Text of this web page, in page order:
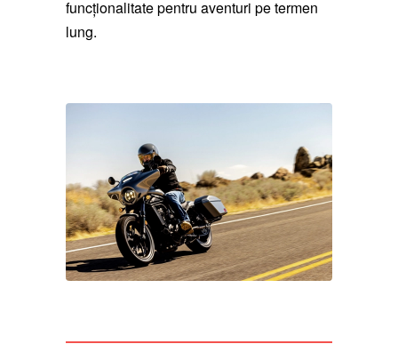
funcționalitate pentru aventuri pe termen
lung.